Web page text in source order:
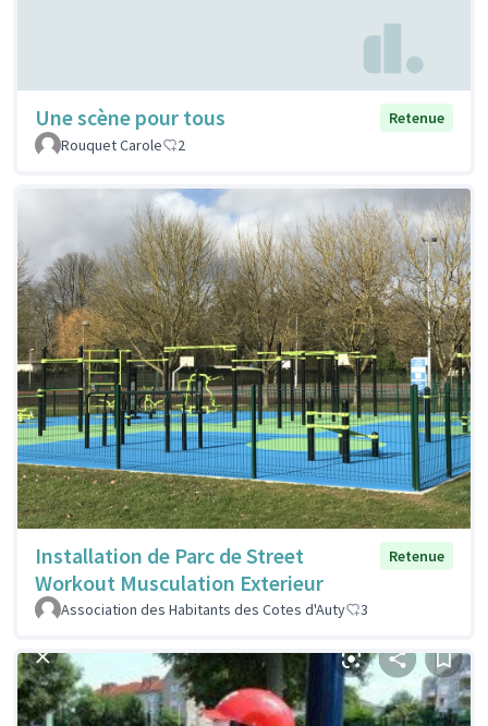
Une scène pour tous
Retenue
Rouquet Carole
2
Installation de Parc de Street
Workout Musculation Exterieur
Retenue
Association des Habitants des Cotes d'Auty 3